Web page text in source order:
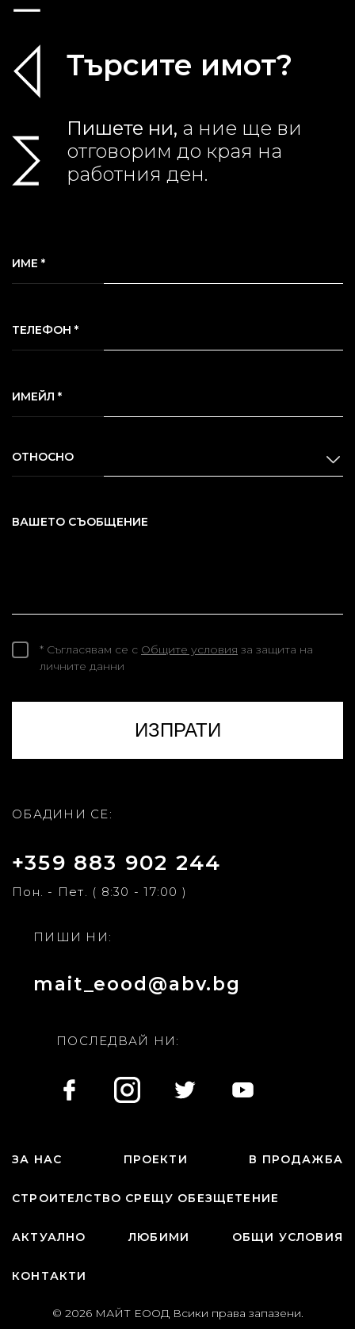
Търсите имот?
Пишете ни, а ние ще ви
отговорим до края на
работния ден.
ИМЕ *
ТЕЛЕФОН *
ИМЕЙЛ *
ОТНОСНО
ВАШЕТО СЪОБЩЕНИЕ
* Съгласявам се с Общите условия за защита на
личните данни
ОБАДИНИ СЕ:
+359 883 902 244
Пон. - Пет. ( 8:30 - 17:00 )
ПИШИ НИ:
mait_eood@abv.bg
ПОСЛЕДВАЙ НИ:
ЗА НАС ПРОЕКТИ В ПРОДАЖБА
СТРОИТЕЛСТВО СРЕЩУ ОБЕЗЩЕТЕНИЕ
АКТУАЛНО ЛЮБИМИ ОБЩИ УСЛОВИЯ
КОНТАКТИ
© 2026 МАЙТ ЕООД Всики права запазени.